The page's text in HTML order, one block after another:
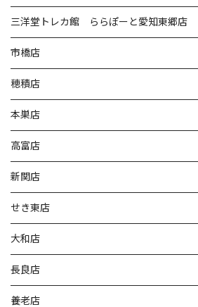
三洋堂トレカ館 ららぽーと愛知東郷店
市橋店
穂積店
本巣店
高富店
新関店
せき東店
大和店
長良店
養老店